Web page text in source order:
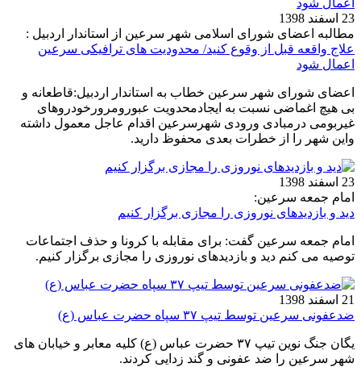
23 اسفند 1398
مطالبه اعضای شورای اسلامی شهر سرعین از استاندار اردبیل :
علاج واقعه قبل از وقوع کنید/ محدودیت های ترافیکی سرعین
اعمال شود
اعضای شورای شهر سرعین خطاب به استاندار اردبیل:قاطعانه و
بی هیچ اغماضی نسبت به ایجادمحدویت عبورومرورخودروهای
غیربومی درمبادی ورودی شهرسرعین اقدام عاجل معمول داشته
واین شهر را از خطرات بعدی محفوظ دارید.
23 اسفند 1398
امام جمعه سرعین:
دید و بازدیدهای نوروزی را مجازی برگزار کنیم
امام جمعه سرعین گفت: برای مقابله با کرونا و حذف اجتماعات
توصیه می کنم دید و بازدیدهای نوروزی را مجازی برگزار کنیم.
21 اسفند 1398
ضدعفونی سرعین توسط تیپ ۳۷ سپاه حضرت عباس (ع)
یگان جنگ نوین تیپ ۳۷ حضرت عباس (ع) کلیه معابر و خیابان های
شهر سرعین را ضد عفونی و گند زدایی کردند.